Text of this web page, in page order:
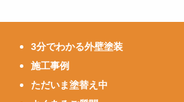
3分でわかる外壁塗装
施工事例
ただいま塗替え中